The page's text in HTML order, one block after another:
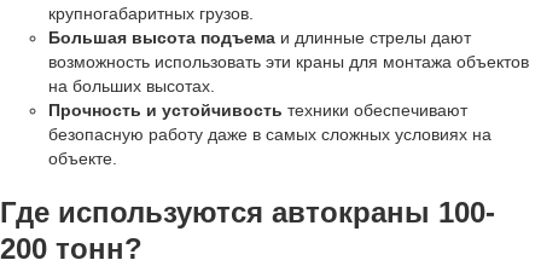
крупногабаритных грузов.
Большая высота подъема и длинные стрелы дают
возможность использовать эти краны для монтажа объектов
на больших высотах.
Прочность и устойчивость техники обеспечивают
безопасную работу даже в самых сложных условиях на
объекте.
Где используются автокраны 100-
200 тонн?